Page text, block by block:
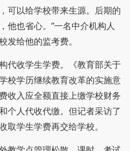
可以给学校带来生源。后期的
他也省心。”一名中介机构人
发给他的监考费。
收学生学费。《教育部关于
校学历继续教育改革的实施意
收入应全额直接上缴学校财务
个人代收代缴。但记者采访了
取学生学费再交给学校。